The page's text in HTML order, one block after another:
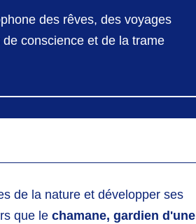
des rêves, des voyages
conscience et de la trame
de la nature et développer ses
que le chamane, gardien d'une